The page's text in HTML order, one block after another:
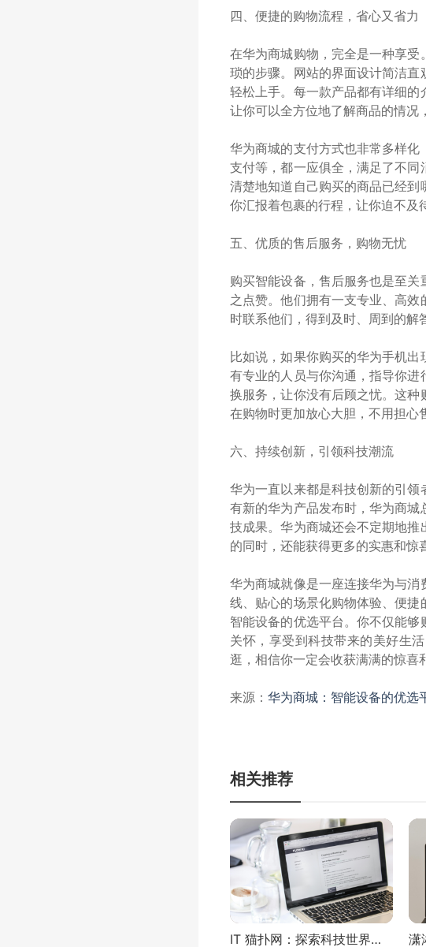
四、便捷的购物流程，省心又省力
在华为商城购物，完全是一种享
琐的步骤。网站的界面设计简洁
轻松上手。每一款产品都有详细的
让你可以全方位地了解商品的情况
华为商城的支付方式也非常多样
支付等，都一应俱全，满足了不同
清楚地知道自己购买的商品已经
你汇报着包裹的行程，让你迫不及
五、优质的售后服务，购物无忧
购买智能设备，售后服务也是至
之点赞。他们拥有一支专业、高
时联系他们，得到及时、周到的解
比如说，如果你购买的华为手机
有专业的人员与你沟通，指导你
换服务，让你没有后顾之忧。这
在购物时更加放心大胆，不用担心
六、持续创新，引领科技潮流
华为一直以来都是科技创新的引
有新的华为产品发布时，华为商
技成果。华为商城还会不定期地
的同时，还能获得更多的实惠和惊
华为商城就像是一座连接华为与
线、贴心的场景化购物体验、便
智能设备的优选平台。你不仅能
关怀，享受到科技带来的美好生
逛，相信你一定会收获满满的惊喜
来源： 华为商城：智能设备的优选
相关推荐
IT 猫扑网：探索科技世界的宝藏之地